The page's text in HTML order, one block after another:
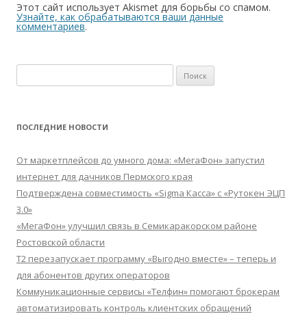
Этот сайт использует Akismet для борьбы со спамом.
Узнайте, как обрабатываются ваши данные
комментариев.
ПОСЛЕДНИЕ НОВОСТИ
От маркетплейсов до умного дома: «МегаФон» запустил
интернет для дачников Пермского края
Подтверждена совместимость «Sigma Касса» с «Рутокен ЭЦП
3.0»
«МегаФон» улучшил связь в Семикаракорском районе
Ростовской области
Т2 перезапускает программу «Выгодно вместе» – теперь и
для абонентов других операторов
Коммуникационные сервисы «Телфин» помогают брокерам
автоматизировать контроль клиентских обращений